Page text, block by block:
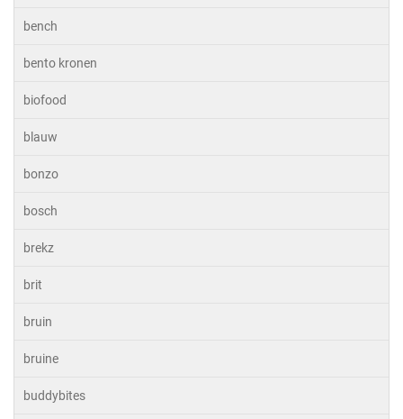
bench
bento kronen
biofood
blauw
bonzo
bosch
brekz
brit
bruin
bruine
buddybites